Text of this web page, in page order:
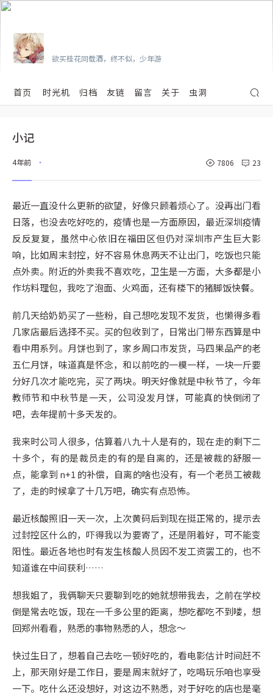
欲买桂花同载酒，终不似，少年游
首页 时光机 归档 友链 留言 关于 虫洞
小记
4年前 • 7806 23
最近一直没什么更新的欲望，好像只顾着烦心了。没再出门看
日落，也没去吃好吃的，疫情也是一方面原因，最近深圳疫情
反反复复，虽然中心依旧在福田区但仍对深圳市产生巨大影
响，比如周末封控，好不容易休息两天不让出门，吃饭也只能
点外卖。附近的外卖我不喜欢吃，卫生是一方面，大多都是小
作坊料理包，我吃了泡面、火鸡面，还有楼下的猪脚饭快餐。
前几天给奶奶买了一些粉，自己想吃发现不发货，也懒得多看
几家店最后选择不买。买的包收到了，日常出门带东西算是中
看中用系列。月饼也到了，家乡周口市发货，马四果品产的老
五仁月饼，味道真是怀念，和以前吃的一模一样，一块一斤要
分好几次才能吃完，买了两块。明天好像就是中秋节了，今年
教师节和中秋节是一天，公司没发月饼，可能真的快倒闭了
吧，去年提前十多天发的。
我来时公司人很多，估算着八九十人是有的，现在走的剩下二
十多个，有的是裁员走的有的是自离的，还是被裁的舒服一
点，能拿到 n+1 的补偿，自离的啥也没有，有一个老员工被裁
了，走的时候拿了十几万吧，确实有点恐怖。
最近核酸照旧一天一次，上次黄码后到现在挺正常的，提示去
过封控区什么的，吓得我以为要寄了，还是阴着好，可不能变
阳性。最近各地也时有发生核酸人员因不发工资罢工的，也不
知道谁在中间获利……
想我姐了，我俩聊天只要聊到吃的她就想带我去，之前在学校
倒是常去吃饭，现在一千多公里的距离，想吃都吃不到喽，想
回郑州看看，熟悉的事物熟悉的人，想念～
快过生日了，想着自己去吃一顿好吃的，看电影估计时间赶不
上，那天刚好是工作日，要是周末就好了，吃喝玩乐咱也享受
一下。吃什么还没想好，对这边不熟悉，对于好吃的店也是毫